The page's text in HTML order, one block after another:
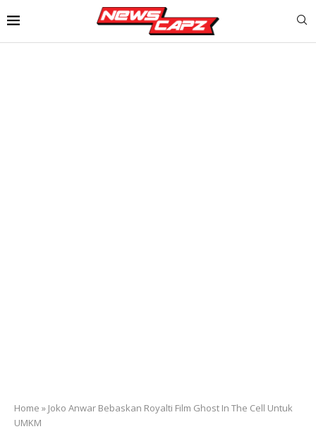
Home » Joko Anwar Bebaskan Royalti Film Ghost In The Cell Untuk
UMKM